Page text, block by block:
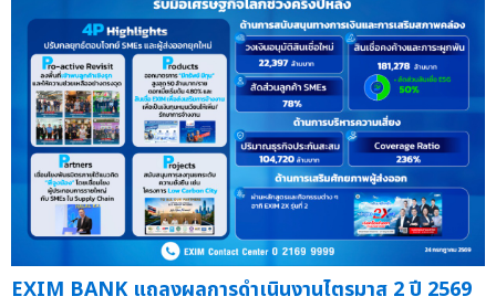
EXIM BANK แถลงผลการดำเนินงานไตรมาส 2 ปี 2569